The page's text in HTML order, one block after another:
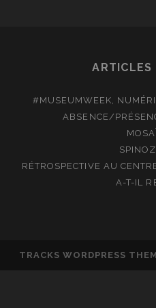
ARTICLES
#MUSEUMWEEK,
ABSENCE/
RÉTROSPECTIVE AU
A-T-IL
TRACKS WORDPRESS